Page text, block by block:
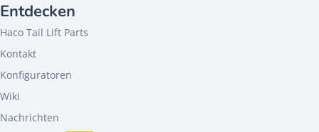
Entdecken
Haco Tail Lift Parts
Kontakt
Konfiguratoren
Wiki
Nachrichten